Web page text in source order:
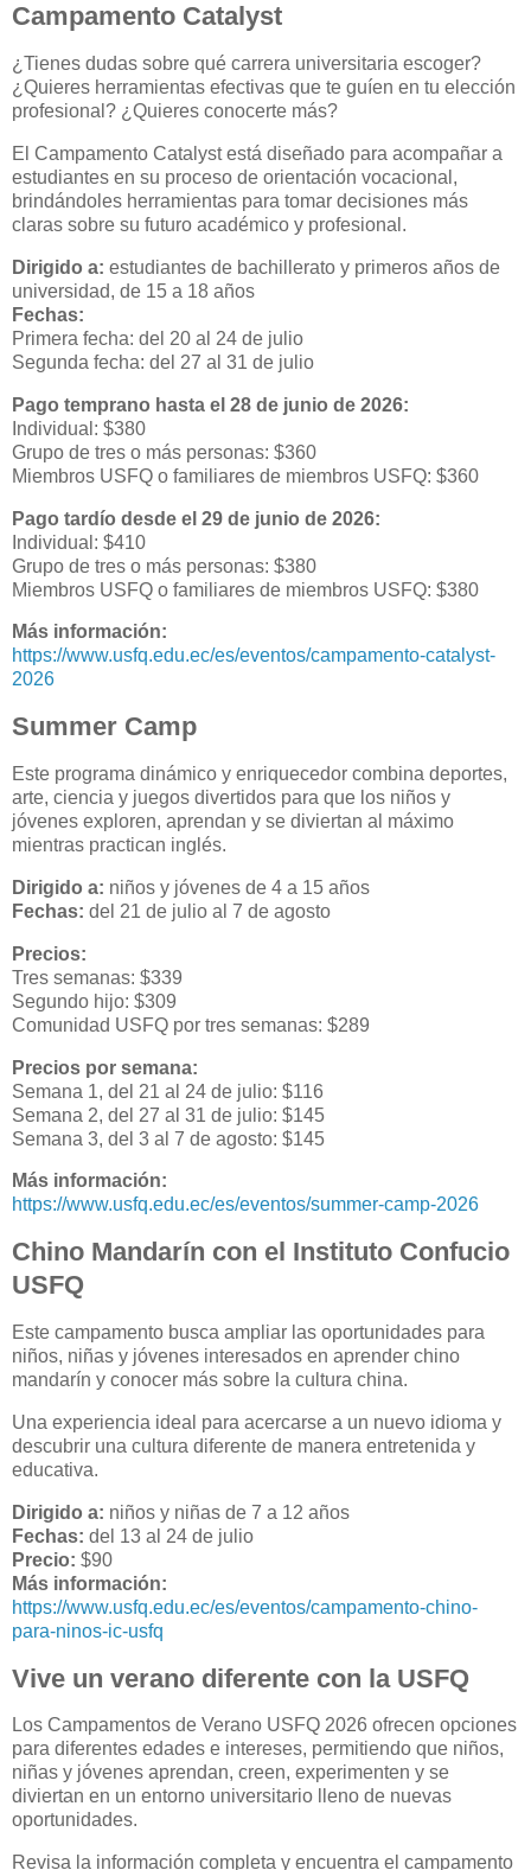
Campamento Catalyst
¿Tienes dudas sobre qué carrera universitaria escoger?
¿Quieres herramientas efectivas que te guíen en tu elección
profesional? ¿Quieres conocerte más?
El Campamento Catalyst está diseñado para acompañar a
estudiantes en su proceso de orientación vocacional,
brindándoles herramientas para tomar decisiones más
claras sobre su futuro académico y profesional.
Dirigido a: estudiantes de bachillerato y primeros años de
universidad, de 15 a 18 años
Fechas:
Primera fecha: del 20 al 24 de julio
Segunda fecha: del 27 al 31 de julio
Pago temprano hasta el 28 de junio de 2026:
Individual: $380
Grupo de tres o más personas: $360
Miembros USFQ o familiares de miembros USFQ: $360
Pago tardío desde el 29 de junio de 2026:
Individual: $410
Grupo de tres o más personas: $380
Miembros USFQ o familiares de miembros USFQ: $380
Más información:
https://www.usfq.edu.ec/es/eventos/campamento-catalyst-
2026
Summer Camp
Este programa dinámico y enriquecedor combina deportes,
arte, ciencia y juegos divertidos para que los niños y
jóvenes exploren, aprendan y se diviertan al máximo
mientras practican inglés.
Dirigido a: niños y jóvenes de 4 a 15 años
Fechas: del 21 de julio al 7 de agosto
Precios:
Tres semanas: $339
Segundo hijo: $309
Comunidad USFQ por tres semanas: $289
Precios por semana:
Semana 1, del 21 al 24 de julio: $116
Semana 2, del 27 al 31 de julio: $145
Semana 3, del 3 al 7 de agosto: $145
Más información:
https://www.usfq.edu.ec/es/eventos/summer-camp-2026
Chino Mandarín con el Instituto Confucio
USFQ
Este campamento busca ampliar las oportunidades para
niños, niñas y jóvenes interesados en aprender chino
mandarín y conocer más sobre la cultura china.
Una experiencia ideal para acercarse a un nuevo idioma y
descubrir una cultura diferente de manera entretenida y
educativa.
Dirigido a: niños y niñas de 7 a 12 años
Fechas: del 13 al 24 de julio
Precio: $90
Más información:
https://www.usfq.edu.ec/es/eventos/campamento-chino-
para-ninos-ic-usfq
Vive un verano diferente con la USFQ
Los Campamentos de Verano USFQ 2026 ofrecen opciones
para diferentes edades e intereses, permitiendo que niños,
niñas y jóvenes aprendan, creen, experimenten y se
diviertan en un entorno universitario lleno de nuevas
oportunidades.
Revisa la información completa y encuentra el campamento